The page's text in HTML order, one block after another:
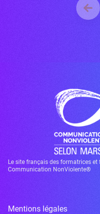
Le site français des formatrices
Communication NonViolente®
Mentions légales